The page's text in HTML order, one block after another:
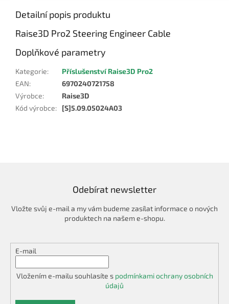
Detailní popis produktu
Raise3D Pro2 Steering Engineer Cable
Doplňkové parametry
Kategorie:
Příslušenství Raise3D Pro2
EAN:
6970240721758
Výrobce:
Raise3D
Kód výrobce: [S]5.09.05024A03
Odebírat newsletter
Vložte svůj e-mail a my vám budeme zasílat informace o nových
produktech na našem e-shopu.
E-mail
Vložením e-mailu souhlasíte s podmínkami ochrany osobních
údajů